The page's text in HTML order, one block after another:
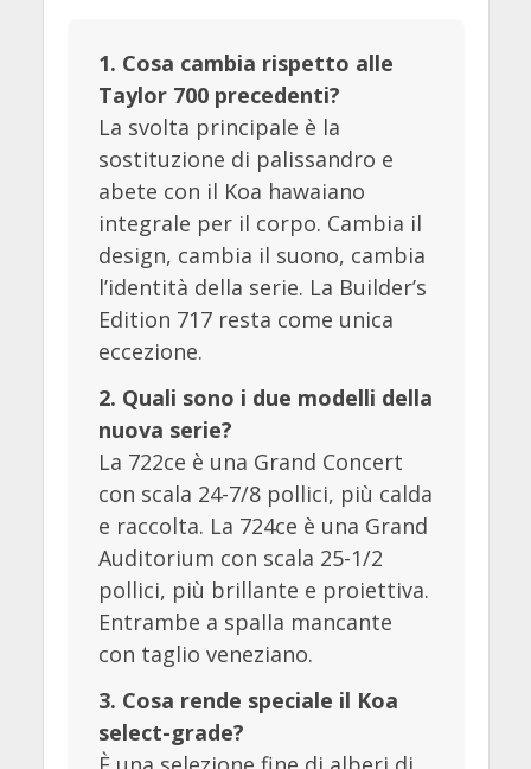
1. Cosa cambia rispetto alle
Taylor 700 precedenti?
La svolta principale è la
sostituzione di palissandro e
abete con il Koa hawaiano
integrale per il corpo. Cambia il
design, cambia il suono, cambia
l’identità della serie. La Builder’s
Edition 717 resta come unica
eccezione.
2. Quali sono i due modelli della
nuova serie?
La 722ce è una Grand Concert
con scala 24-7/8 pollici, più calda
e raccolta. La 724ce è una Grand
Auditorium con scala 25-1/2
pollici, più brillante e proiettiva.
Entrambe a spalla mancante
con taglio veneziano.
3. Cosa rende speciale il Koa
select-grade?